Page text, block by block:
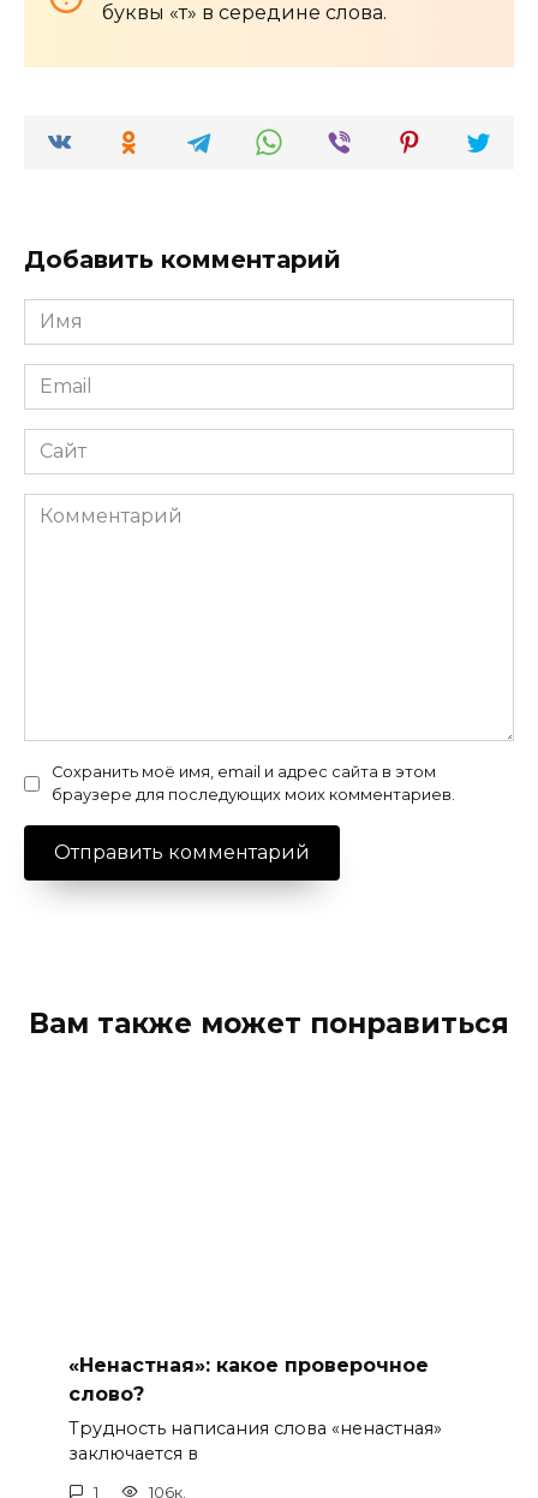
буквы «т» в середине слова.
Добавить комментарий
Имя
*
Email
*
Сайт
Комментарий
Сохранить моё имя, email и адрес сайта в этом
браузере для последующих моих комментариев.
Вам также может понравиться
«Ненастная»: какое проверочное
слово?
Трудность написания слова «ненастная»
заключается в
1 106к.